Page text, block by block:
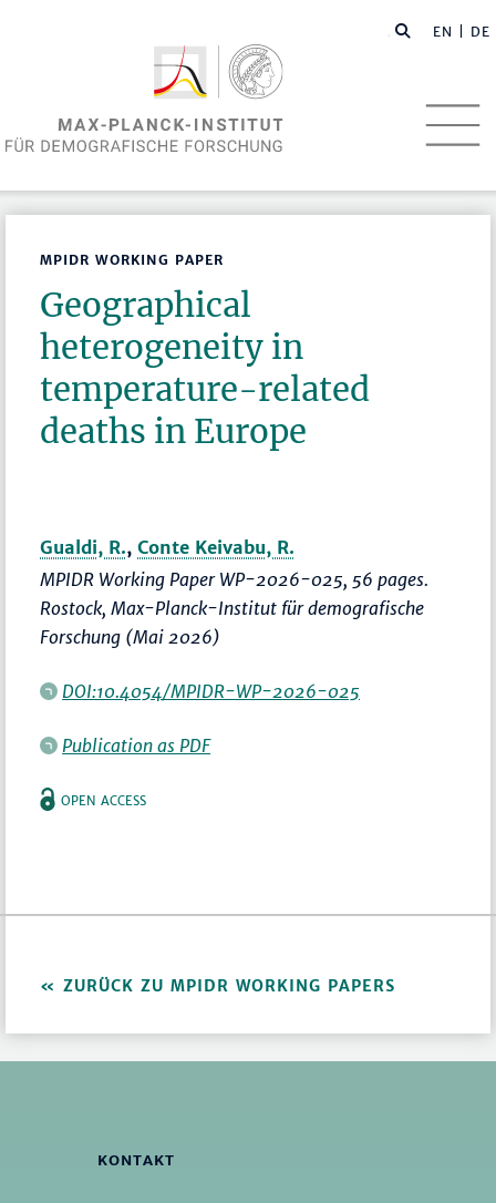
EN | DE
MPIDR WORKING PAPER
Geographical
heterogeneity in
temperature-related
deaths in Europe
Gualdi, R.,Conte Keivabu, R.
MPIDR Working Paper WP-2026-025, 56 pages.
Rostock, Max-Planck-Institut für demografische
Forschung (Mai 2026)
DOI:10.4054/MPIDR-WP-2026-025
Publication as PDF
OPEN ACCESS
ZURÜCK ZU MPIDR WORKING PAPERS
KONTAKT